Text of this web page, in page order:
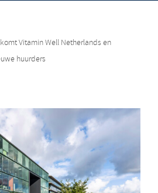
Vitamin Well Netherlands en
huurders